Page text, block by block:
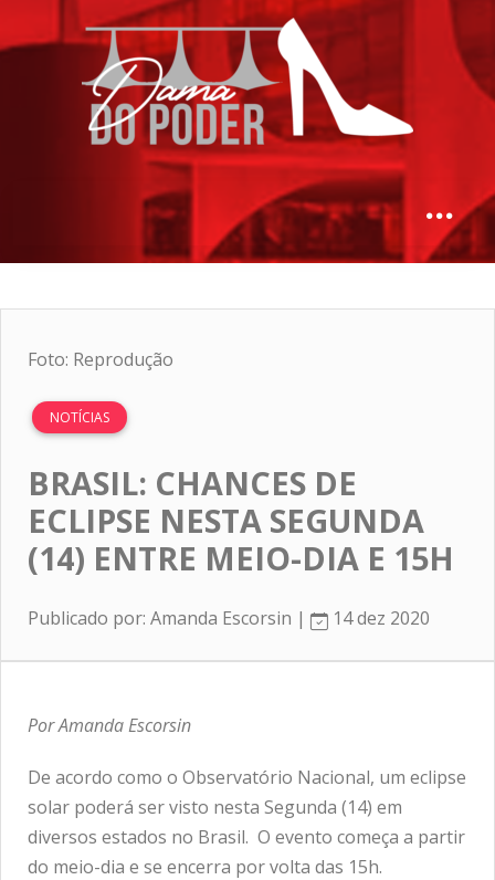
Foto: Reprodução
NOTÍCIAS
BRASIL: CHANCES DE
ECLIPSE NESTA SEGUNDA
(14) ENTRE MEIO-DIA E 15H
Publicado por: Amanda Escorsin | 14 dez 2020
Por Amanda Escorsin
De acordo como o Observatório Nacional, um eclipse
solar poderá ser visto nesta Segunda (14) em
diversos estados no Brasil. O evento começa a partir
do meio-dia e se encerra por volta das 15h.